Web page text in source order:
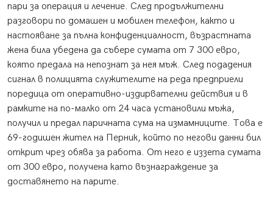
пари за операция и лечение. След продължителни
разговори по домашен и мобилен телефон, както и
настояване за пълна конфиденциалност, възрастната
жена била убедена да събере сумата от 7 300 евро,
която предала на непознат за нея мъж. След подадения
сигнал в полицията служителите на реда предприели
поредица от оперативно-издирвателни действия и в
рамките на по-малко от 24 часа установили мъжа,
получил и предал паричната сума на измамниците. Това е
69-годишен жител на Перник, който по негови данни бил
открит чрез обява за работа. От него е иззета сумата
от 300 евро, получена като възнаграждение за
доставянето на парите.